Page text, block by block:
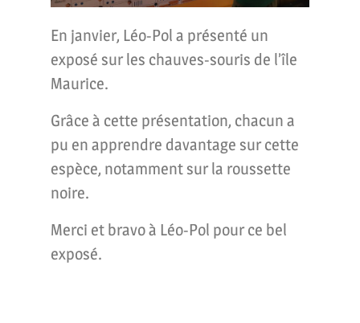
En janvier, Léo-Pol a présenté un
exposé sur les chauves-souris de l’île
Maurice.
Grâce à cette présentation, chacun a
pu en apprendre davantage sur cette
espèce, notamment sur la roussette
noire.
Merci et bravo à Léo-Pol pour ce bel
exposé.